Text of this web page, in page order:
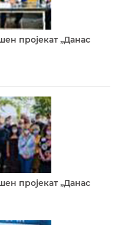
пројекат „Данас
пројекат „Данас